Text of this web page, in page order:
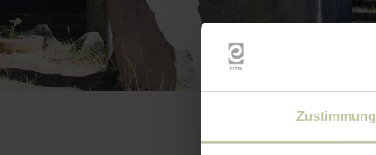
Zustimmung